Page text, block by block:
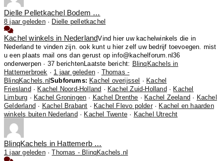
Dielle Pelletkachel Bodem …
8 jaar geleden· Dielle pelletkachel
Kachel winkels in NederlandVind hier uw kachelwinkels die in
Nederland te vinden zijn. ook kunt u hier zelf uw bedrijf toevoegen. mist
u een plaats mail ons dan gerust op info@kachelforum.nl36
onderwerpen · 37 berichten Laatste bericht: BlinqKachels in
Hattemerbroek · 1 jaar geleden · Thomas -
BlinqKachels.nl Subforums: Kachel overijssel · Kachel
Friesland · Kachel Noord-Holland · Kachel Zuid-Holland · Kachel
Limburg · Kachel Groningen · Kachel Drenthe · Kachel Zeeland · Kachel
Gelderland · Kachel Brabant · Kachel Flevo polder· Kachel en haarden
winkels buiten Nederland · Kachel Twente · Kachel Utrecht
BlinqKachels in Hattemerb …
1 jaar geleden·Thomas - BlinqKachels.nl